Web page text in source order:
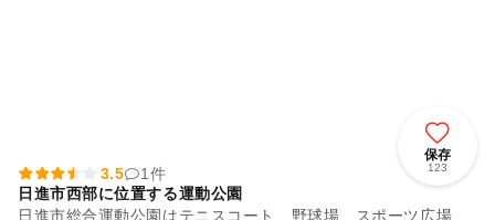
保存
123
3.5
1件
日進市西部に位置する運動公園
日進市総合運動公園はテニスコート、野球場、スポーツ広場、